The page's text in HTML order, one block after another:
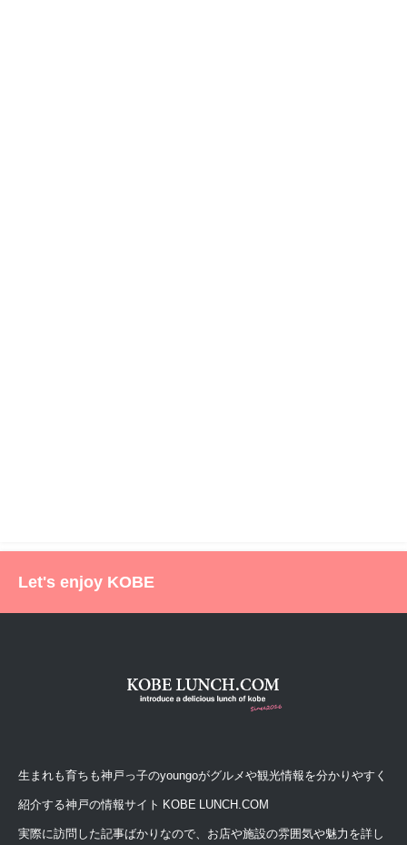
Let's enjoy KOBE
生まれも育ちも神戸っ子のyoungoがグルメや観光情報を分かりやすく
紹介する神戸の情報サイト KOBE LUNCH.COM
実際に訪問した記事ばかりなので、お店や施設の雰囲気や魅力を詳し